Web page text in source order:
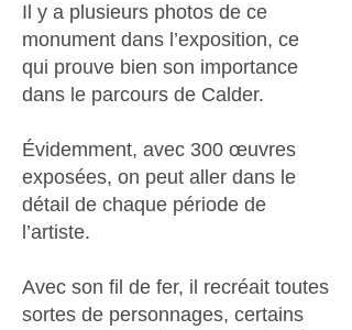
Il y a plusieurs photos de ce
monument dans l’exposition, ce
qui prouve bien son importance
dans le parcours de Calder.
Évidemment, avec 300 œuvres
exposées, on peut aller dans le
détail de chaque période de
l’artiste.
Avec son fil de fer, il recréait toutes
sortes de personnages, certains